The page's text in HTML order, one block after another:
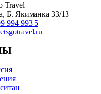
Travel
Б. Якиманка 33/13
994 993 5